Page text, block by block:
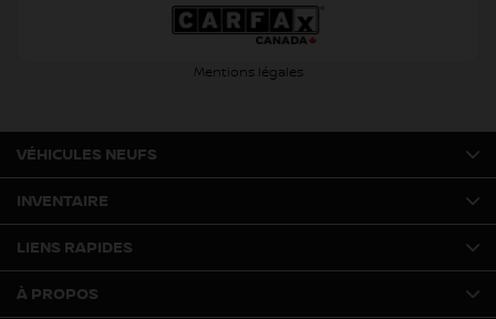
Mentions légales
VÉHICULES NEUFS
INVENTAIRE
LIENS RAPIDES
À PROPOS